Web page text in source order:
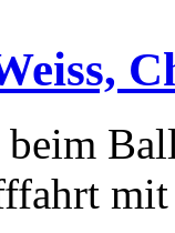
beim
mit